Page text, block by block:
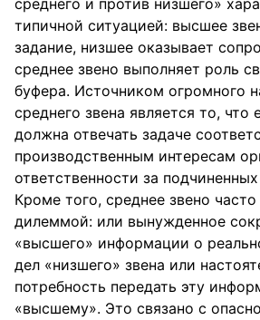
среднего и против низшего»
типичной ситуацией: высшее
задание, низшее оказывает
среднее звено выполняет роль
буфера. Источником огромного
среднего звена является то, что
должна отвечать задаче
производственным интересам
ответственности за
Кроме того, среднее звено часто
дилеммой: или вынужденное
«высшего» информации о
дел «низшего» звена или
потребность передать эту
«высшему». Это связано с